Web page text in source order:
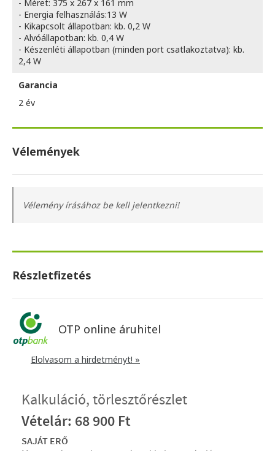
- Méret: 375‎ x 267 x 161 mm
- Energia felhasználás:13 W
- Kikapcsolt állapotban: kb. 0,2 W
- Alvóállapotban: kb. 0,4 W
- Készenléti állapotban (minden port csatlakoztatva): kb.
2,4 W
Garancia
2 év
Vélemények
Vélemény írásához be kell jelentkezni!
Részletfizetés
OTP online áruhitel
Elolvasom a hirdetményt! »